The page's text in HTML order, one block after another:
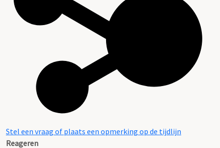
Stel een vraag of plaats een opmerking op de tijdlijn
Reageren